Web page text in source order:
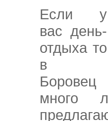
Если у
вас день-
отдыха то
в
Боровец
много